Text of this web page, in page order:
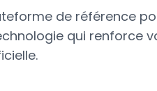
de référence
qui renforce